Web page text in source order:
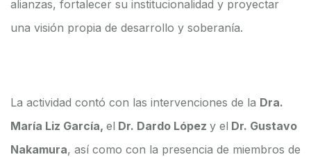
alianzas, fortalecer su institucionalidad y proyectar
una visión propia de desarrollo y soberanía.
La actividad contó con las intervenciones de la Dra.
María Liz García, el Dr. Dardo López y el Dr. Gustavo
Nakamura, así como con la presencia de miembros de